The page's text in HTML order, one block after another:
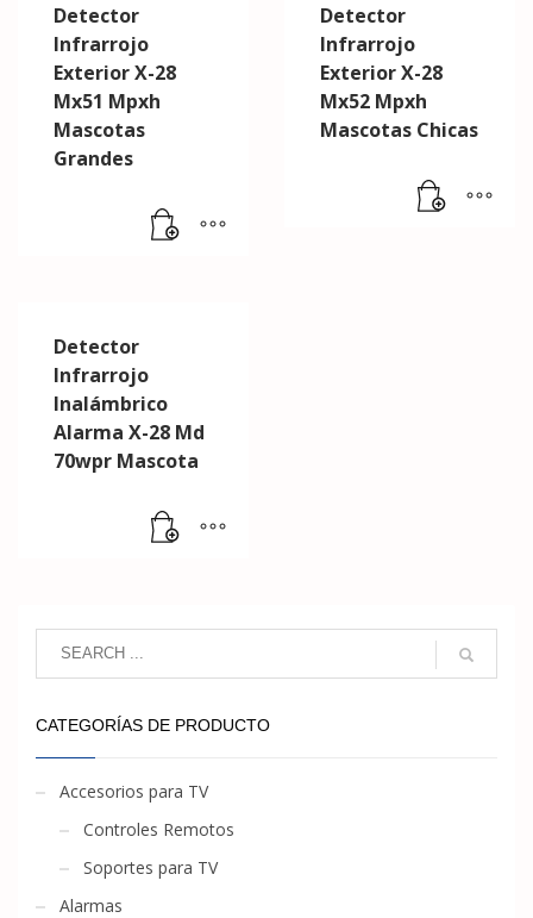
Detector
Infrarrojo
Exterior X-28
Mx51 Mpxh
Mascotas
Grandes
Detector
Infrarrojo
Exterior X-28
Mx52 Mpxh
Mascotas Chicas
Detector
Infrarrojo
Inalámbrico
Alarma X-28 Md
70wpr Mascota
CATEGORÍAS DE PRODUCTO
Accesorios para TV
Controles Remotos
Soportes para TV
Alarmas